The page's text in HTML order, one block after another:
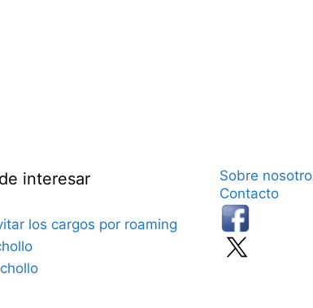
interesar
los cargos por roaming
Sobre
Contacto